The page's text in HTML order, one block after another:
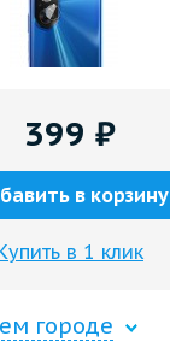
399 ₽
в корзину
в 1 клик
городе